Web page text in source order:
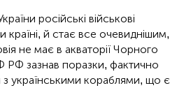
російські військові
країні, й стає все очевиднішим,
не має в акваторії Чорного
зазнав поразки, фактично
з українськими кораблями, що є